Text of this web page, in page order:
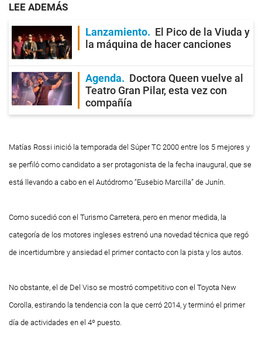
LEE ADEMÁS
Lanzamiento
El Pico de la Viuda y
la máquina de hacer canciones
Agenda
Doctora Queen vuelve al
Teatro Gran Pilar, esta vez con
compañía
Matías Rossi inició la temporada del Súper TC 2000 entre los 5 mejores y
se perfiló como candidato a ser protagonista de la fecha inaugural, que se
está llevando a cabo en el Autódromo “Eusebio Marcilla” de Junín.
Como sucedió con el Turismo Carretera, pero en menor medida, la
categoría de los motores ingleses estrenó una novedad técnica que regó
de incertidumbre y ansiedad el primer contacto con la pista y los autos.
No obstante, el de Del Viso se mostró competitivo con el Toyota New
Corolla, estirando la tendencia con la que cerró 2014, y terminó el primer
día de actividades en el 4º puesto.